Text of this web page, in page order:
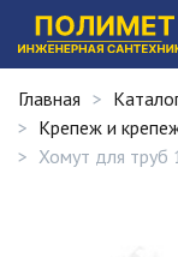
Главная
Крепеж и
Хомут для